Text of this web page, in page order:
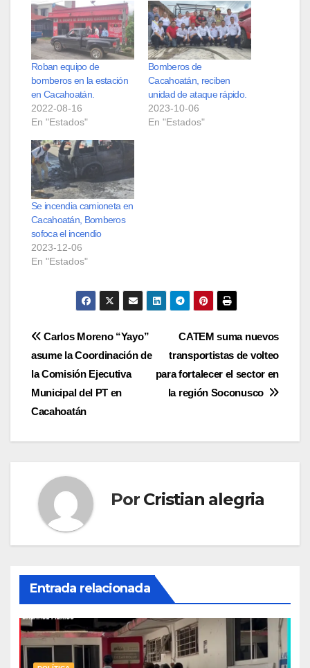
Roban equipo de
bomberos en la estación
en Cacahoatán.
2022-08-16
En "Estados"
Bomberos de
Cacahoatán, reciben
unidad de ataque rápido.
2023-10-06
En "Estados"
Se incendia camioneta en
Cacahoatán, Bomberos
sofoca el incendio
2023-12-06
En "Estados"
Navegación
de
entradas
CATEM suma nuevos
transportistas de volteo
para fortalecer el sector en
la región Soconusco
Carlos Moreno “Yayo”
asume la Coordinación de
la Comisión Ejecutiva
Municipal del PT en
Cacahoatán
Por Cristian alegria
Entrada relacionada